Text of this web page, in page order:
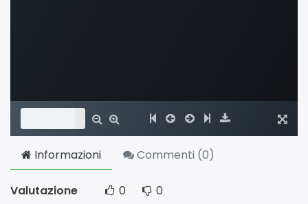
Informazioni Commenti (0)
Valutazione 0 0